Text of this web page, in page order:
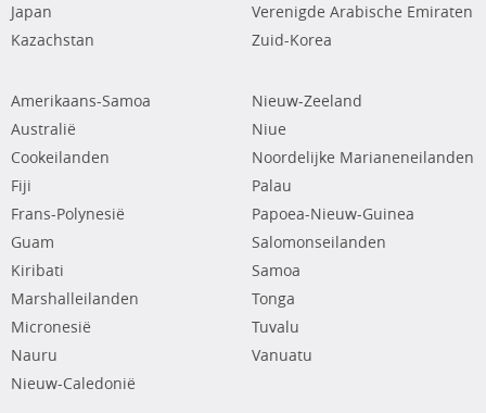
Japan
Kazachstan
Verenigde Arabische Emiraten
Zuid-Korea
Amerikaans-Samoa
Australië
Cookeilanden
Fiji
Frans-Polynesië
Guam
Kiribati
Marshalleilanden
Micronesië
Nauru
Nieuw-Caledonië
Nieuw-Zeeland
Niue
Noordelijke Marianeneilanden
Palau
Papoea-Nieuw-Guinea
Salomonseilanden
Samoa
Tonga
Tuvalu
Vanuatu